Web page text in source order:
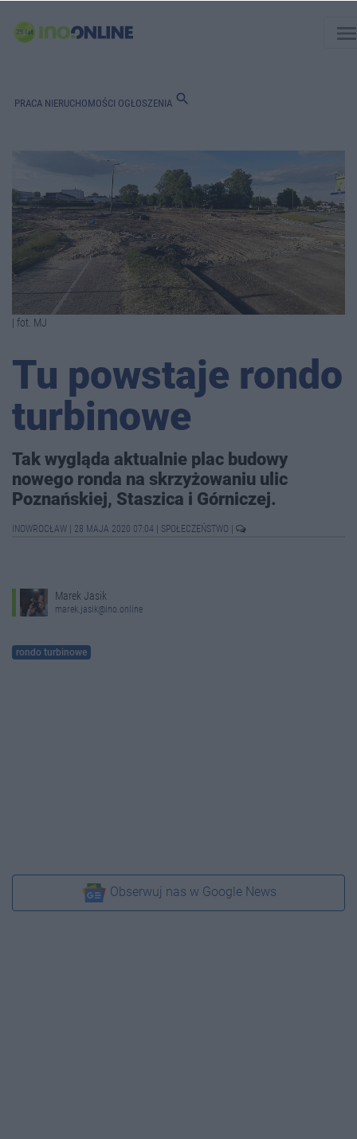
PRACA NIERUCHOMOŚCI OGŁOSZENIA search
| fot. MJ
Tu powstaje rondo
turbinowe
Tak wygląda aktualnie plac budowy
nowego ronda na skrzyżowaniu ulic
Poznańskiej, Staszica i Górniczej.
INOWROCŁAW 28 MAJA 2020 07:04 SPOŁECZEŃSTWO
Marek Jasik
marek.jasik@ino.online
rondo turbinowe
Obserwuj nas w Google News